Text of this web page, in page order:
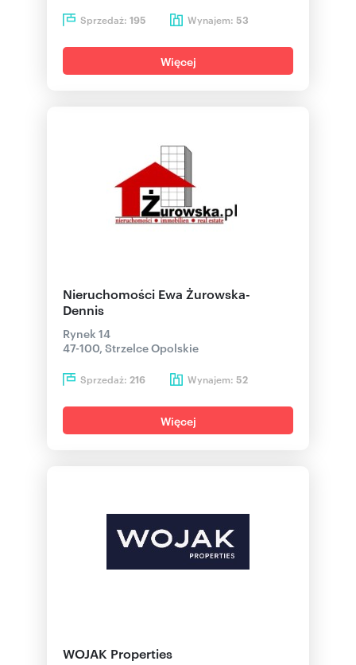
Sprzedaż: 195 Wynajem: 53
Więcej
Nieruchomości Ewa Żurowska-
Dennis
Rynek 14
47-100, Strzelce Opolskie
Sprzedaż: 216 Wynajem: 52
Więcej
WOJAK Properties